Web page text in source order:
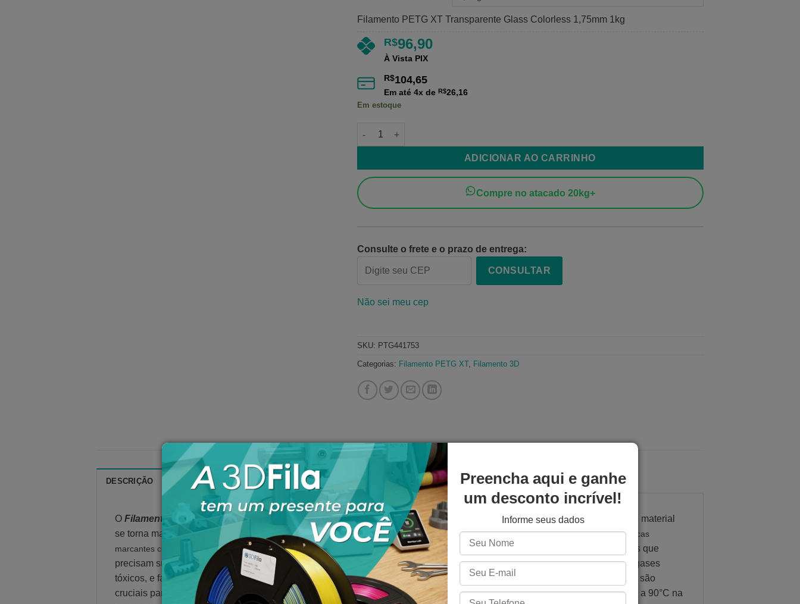
Filamento PETG XT Transparente Glass Colorless 1,75mm 1kg
R$96,90
À Vista PIX
R$104,65
Em até 4x de R$26,16
Em estoque
Filamento PETG XT Transparente Glass Colorless 1,75mm quantidade
ADICIONAR AO CARRINHO
Compre no atacado 20kg+
Consulte o frete e o prazo de entrega:
CONSULTAR
Não sei meu cep
SKU: PTG441753
Categorias: Filamento PETG XT, Filamento 3D
DESCRIÇÃO ESPECIFICAÇÕES TÉCNICAS AVALIAÇÕES (14) PERGUNTAS E RESPOSTAS
O Filamento PETG XT é a modificação com copolimerização do poliéster PET. Através da adição do glicol (G) modificado, o material
se torna mais durável e versátil.
O PETG XTse destaca por ser um material muito resistente, tenaz e flexível. Possui características
marcantes como sua alta resistência, dureza e odor neutro de processamento.A escolha deste será certa para a impressão de peças que
precisam suportar fadiga a esforços de flexão, tração e também absorver impactos. Se destaca também na não emissão de gases
tóxicos, e facilidade de uso de impressoras abertas.Além disso, os parâmetros de temperatura ideais para o filamento PETG são
cruciais para o seu sucesso, podendo girar em torno de 225°C a 255 °C na temperatura de impressão do extrusor, e de 80°C a 90°C na
Preencha aqui e ganhe
um desconto incrível!
Informe seus dados